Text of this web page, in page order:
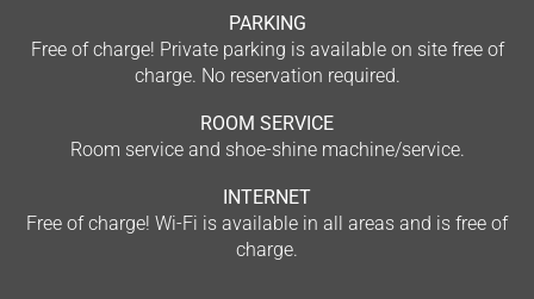
PARKING
Free of charge! Private parking is available on site free of
charge. No reservation required.
ROOM SERVICE
Room service and shoe-shine machine/service.
INTERNET
Free of charge! Wi-Fi is available in all areas and is free of
charge.